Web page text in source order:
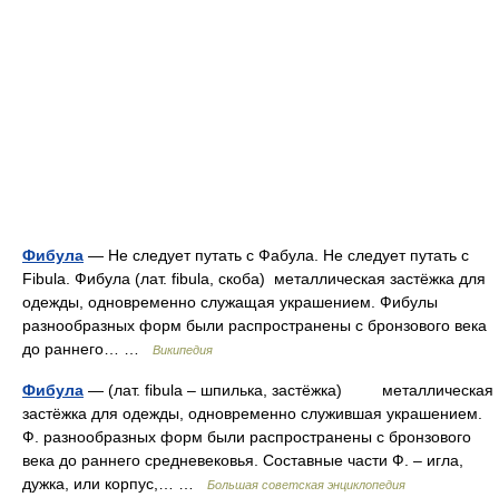
Фибула — Не следует путать с Фабула. Не следует путать с
Fibula. Фибула (лат. fibula, скоба) металлическая застёжка для
одежды, одновременно служащая украшением. Фибулы
разнообразных форм были распространены с бронзового века
до раннего… …
Википедия
Фибула — (лат. fibula – шпилька, застёжка) металлическая
застёжка для одежды, одновременно служившая украшением.
Ф. разнообразных форм были распространены с бронзового
века до раннего средневековья. Составные части Ф. – игла,
дужка, или корпус,… …
Большая советская энциклопедия